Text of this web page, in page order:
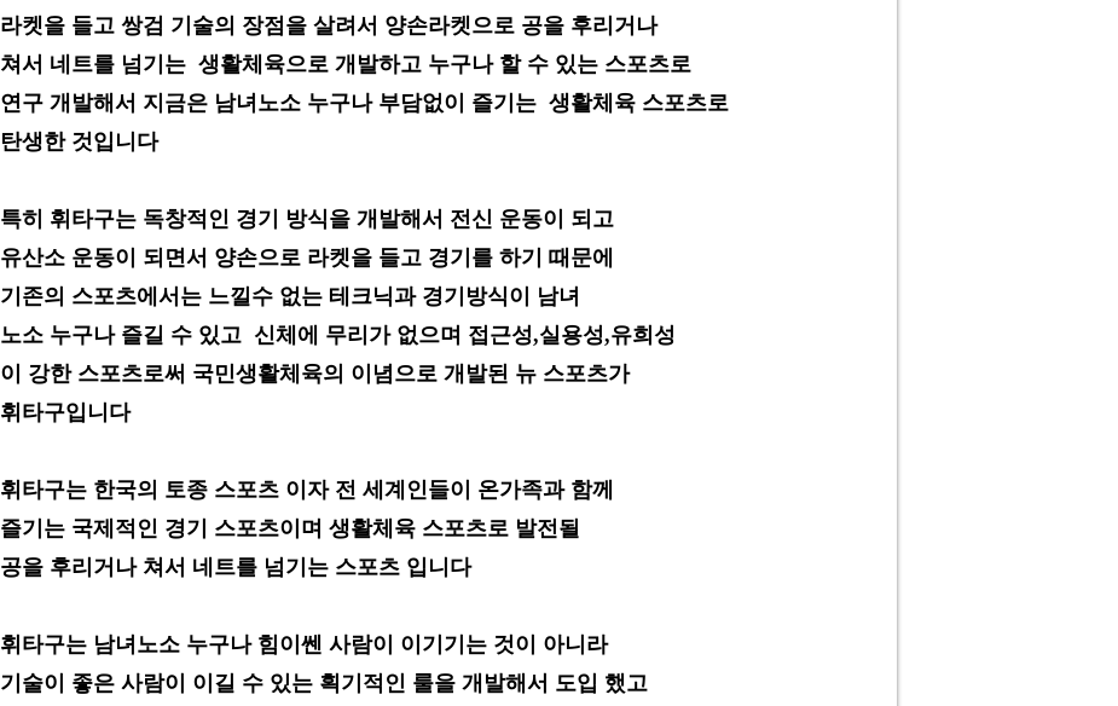
라켓을 들고 쌍검 기술의 장점을 살려서 양손라켓으로 공을 후리거나
쳐서 네트를 넘기는 생활체육으로 개발하고 누구나 할 수 있는 스포츠로
연구 개발해서 지금은 남녀노소 누구나 부담없이 즐기는 생활체육 스포츠로
탄생한 것입니다
특히 휘타구는 독창적인 경기 방식을 개발해서 전신 운동이 되고
유산소 운동이 되면서 양손으로 라켓을 들고 경기를 하기 때문에
기존의 스포츠에서는 느낄수 없는 테크닉과 경기방식이 남녀
노소 누구나 즐길 수 있고 신체에 무리가 없으며 접근성,실용성,유희성
이 강한 스포츠로써 국민생활체육의 이념으로 개발된 뉴 스포츠가
휘타구입니다
휘타구는 한국의 토종 스포츠 이자 전 세계인들이 온가족과 함께
즐기는 국제적인 경기 스포츠이며 생활체육 스포츠로 발전될
공을 후리거나 쳐서 네트를 넘기는 스포츠 입니다
휘타구는 남녀 노소 누구나 힘이쎈 사람이 이기기는 것이 아니라
기술이 좋은 사람이 이길 수 있는 획기적인 룰을 개발해서 도입 했고